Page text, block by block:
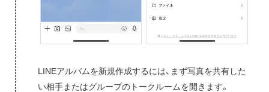
LINEアルバムを新規作成するには、まず写真を共有した
い相手またはグループのトークルームを開きます。